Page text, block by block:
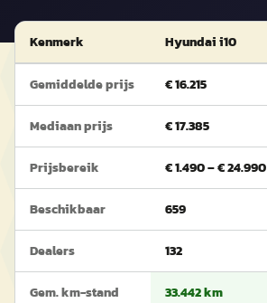
Kenmerk Hyundai i10
Gemiddelde prijs € 16.215
Mediaan prijs € 17.385
Prijsbereik € 1.490 – € 24.990
Beschikbaar 659
Dealers 132
Gem. km-stand 33.442 km